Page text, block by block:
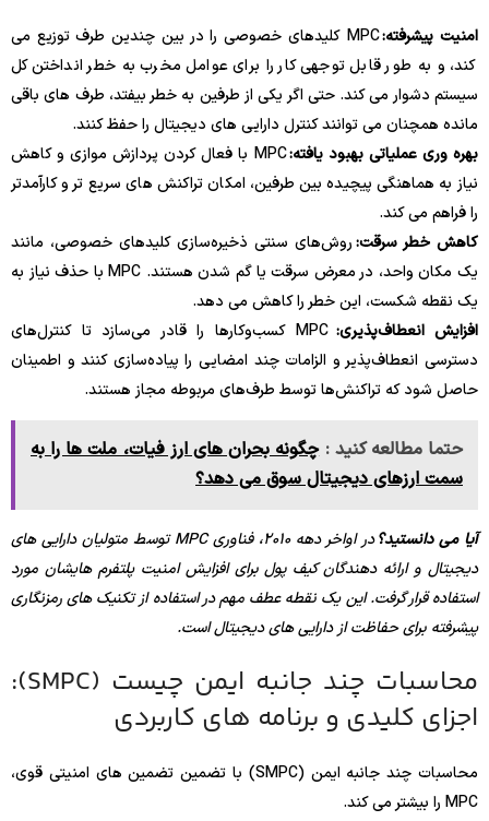
امنیت پیشرفته:
MPC کلیدهای خصوصی را در بین چندین طرف توزیع می
کند، و به طور قابل توجهی کار را برای عوامل مخرب به خطر انداختن کل
سیستم دشوار می کند. حتی اگر یکی از طرفین به خطر بیفتد، طرف های باقی
مانده همچنان می توانند کنترل دارایی های دیجیتال را حفظ کنند.
بهره وری عملیاتی بهبود یافته:
MPC با فعال کردن پردازش موازی و کاهش
نیاز به هماهنگی پیچیده بین طرفین، امکان تراکنش های سریع تر و کارآمدتر
را فراهم می کند.
کاهش خطر سرقت:روش‌های سنتی ذخیره‌سازی کلیدهای خصوصی، مانند
یک مکان واحد، در معرض سرقت یا گم شدن هستند. MPC با حذف نیاز به
یک نقطه شکست، این خطر را کاهش می دهد.
افزایش انعطاف‌پذیری:
MPC کسب‌وکارها را قادر می‌سازد تا کنترل‌های
دسترسی انعطاف‌پذیر و الزامات چند امضایی را پیاده‌سازی کنند و اطمینان
حاصل شود که تراکنش‌ها توسط طرف‌های مربوطه مجاز هستند.
حتما مطالعه کنید : چگونه بحران های ارز فیات، ملت ها را به
سمت ارزهای دیجیتال سوق می دهد؟
آیا می دانستید؟
در اواخر دهه 2010، فناوری MPC توسط متولیان دارایی های
دیجیتال و ارائه دهندگان کیف پول برای افزایش امنیت پلتفرم هایشان مورد
استفاده قرار گرفت. این یک نقطه عطف مهم در استفاده از تکنیک های رمزنگاری
پیشرفته برای حفاظت از دارایی های دیجیتال است.
محاسبات چند جانبه ایمن چیست (SMPC):
اجزای کلیدی و برنامه های کاربردی
محاسبات چند جانبه ایمن (SMPC) با تضمین تضمین های امنیتی قوی،
MPC را بیشتر می کند.